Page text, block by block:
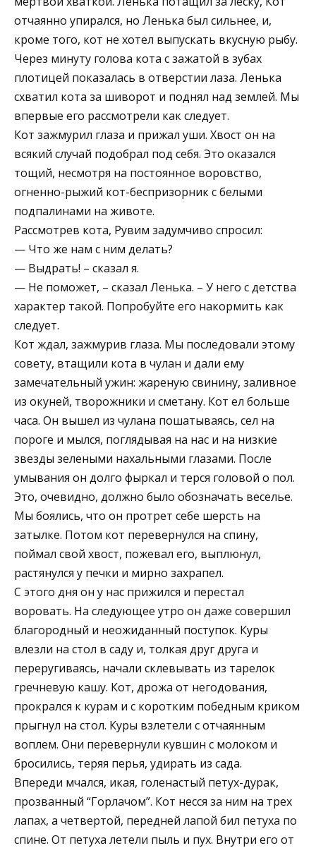
отчаянно упирался, но Ленька был сильнее, и,
кроме того, кот не хотел выпускать вкусную рыбу.
Через минуту голова кота с зажатой в зубах
плотицей показалась в отверстии лаза. Ленька
схватил кота за шиворот и поднял над землей. Мы
впервые его рассмотрели как следует.
Кот зажмурил глаза и прижал уши. Хвост он на
всякий случай подобрал под себя. Это оказался
тощий, несмотря на постоянное воровство,
огненно-рыжий кот-беспризорник с белыми
подпалинами на животе.
Рассмотрев кота, Рувим задумчиво спросил:
— Что же нам с ним делать?
— Выдрать! – сказал я.
— Не поможет, – сказал Ленька. – У него с детства
характер такой. Попробуйте его накормить как
следует.
Кот ждал, зажмурив глаза. Мы последовали этому
совету, втащили кота в чулан и дали ему
замечательный ужин: жареную свинину, заливное
из окуней, творожники и сметану. Кот ел больше
часа. Он вышел из чулана пошатываясь, сел на
пороге и мылся, поглядывая на нас и на низкие
звезды зелеными нахальными глазами. После
умывания он долго фыркал и терся головой о пол.
Это, очевидно, должно было обозначать веселье.
Мы боялись, что он протрет себе шерсть на
затылке. Потом кот перевернулся на спину,
поймал свой хвост, пожевал его, выплюнул,
растянулся у печки и мирно захрапел.
С этого дня он у нас прижился и перестал
воровать. На следующее утро он даже совершил
благородный и неожиданный поступок. Куры
влезли на стол в саду и, толкая друг друга и
переругиваясь, начали склевывать из тарелок
гречневую кашу. Кот, дрожа от негодования,
прокрался к курам и с коротким победным криком
прыгнул на стол. Куры взлетели с отчаянным
воплем. Они перевернули кувшин с молоком и
бросились, теряя перья, удирать из сада.
Впереди мчался, икая, голенастый петух-дурак,
прозванный “Горлачом”. Кот несся за ним на трех
лапах, а четвертой, передней лапой бил петуха по
спине. От петуха летели пыль и пух. Внутри его от